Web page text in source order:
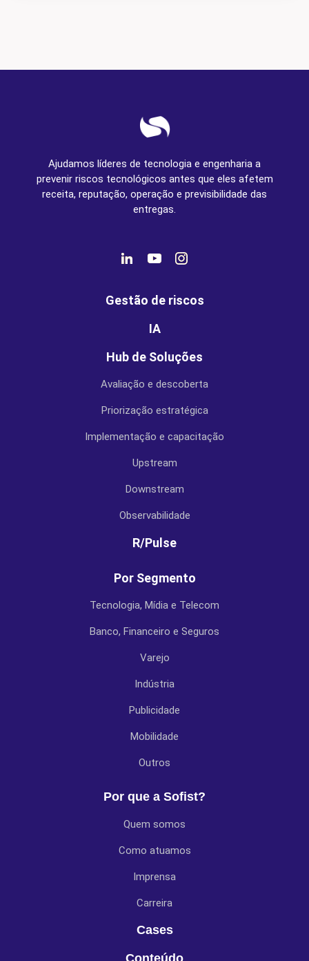
Ajudamos líderes de tecnologia e engenharia a
prevenir riscos tecnológicos antes que eles afetem
receita, reputação, operação e previsibilidade das
entregas.
Gestão de riscos
IA
Hub de Soluções
Avaliação e descoberta
Priorização estratégica
Implementação e capacitação
Upstream
Downstream
Observabilidade
R/Pulse
Por Segmento
Tecnologia, Mídia e Telecom
Banco, Financeiro e Seguros
Varejo
Indústria
Publicidade
Mobilidade
Outros
Por que a Sofist?
Quem somos
Como atuamos
Imprensa
Carreira
Cases